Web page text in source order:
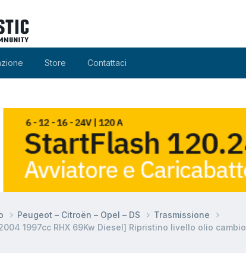
Store Contattaci
Peugeot – Citroën – Opel – DS
Trasmissione
1997cc RHX 69Kw Diesel] Ripristino livello olio cambio